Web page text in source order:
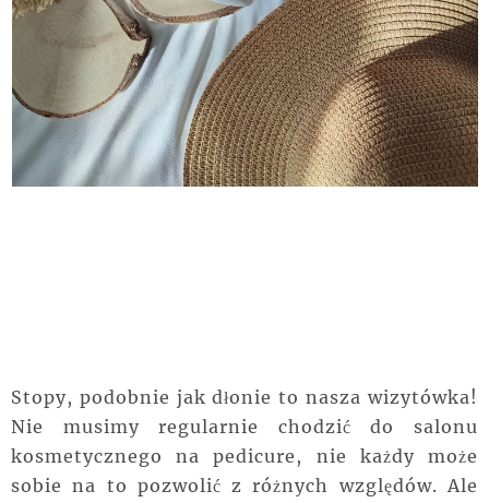
Stopy, podobnie jak dłonie to nasza wizytówka!
Nie musimy regularnie chodzić do salonu
kosmetycznego na pedicure, nie każdy może
sobie na to pozwolić z różnych względów. Ale